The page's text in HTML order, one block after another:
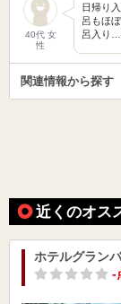
40代 女
性
日帰り
呂もほ
呂入り…
関連情報から探す
近くのオス
ホテルグラン
-